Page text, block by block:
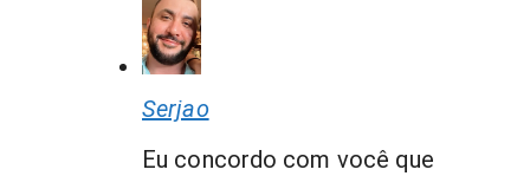
Serjao
Eu concordo com você que